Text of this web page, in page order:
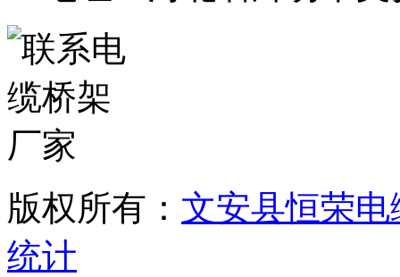
版权所有： 文安县恒荣
统计